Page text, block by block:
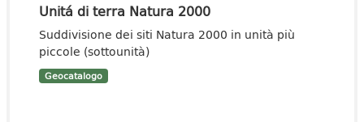
Unitá di terra Natura 2000
Suddivisione dei siti Natura 2000 in unità più
piccole (sottounità)
Geocatalogo